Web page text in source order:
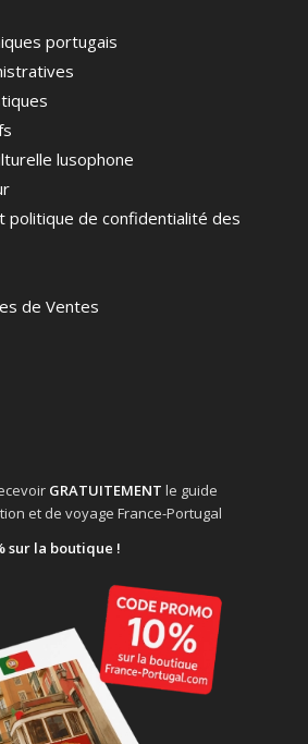
portugais
lusophone
politique de confidentialité des
de Ventes
GRATUITEMENT le guide
et de voyage France-Portugal
sur la boutique !